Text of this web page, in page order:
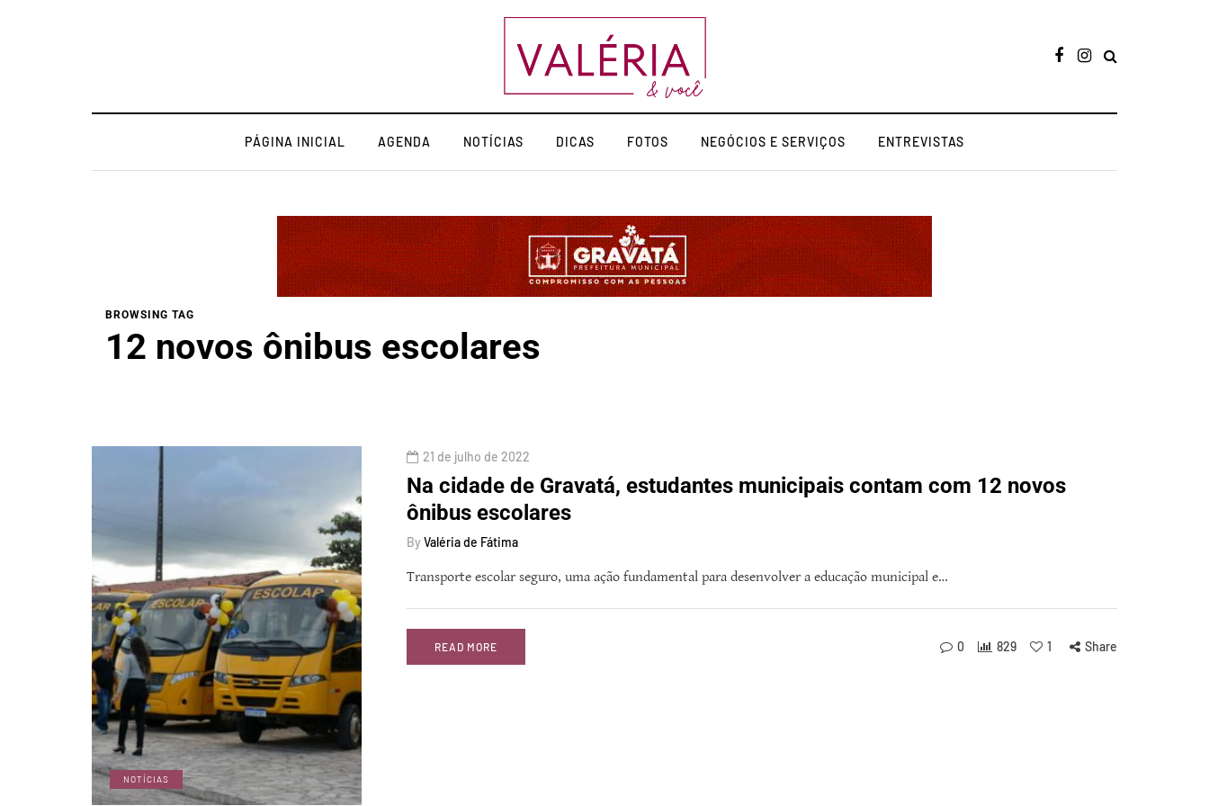
PÁGINA INICIAL AGENDA NOTÍCIAS DICAS FOTOS NEGÓCIOS E SERVIÇOS ENTREVISTAS
BROWSING TAG
12 novos ônibus escolares
NOTÍCIAS
21 de julho de 2022
Na cidade de Gravatá, estudantes municipais contam com 12 novos
ônibus escolares
By Valéria de Fátima
Transporte escolar seguro, uma ação fundamental para desenvolver a educação municipal e…
READ MORE 0 829 1 Share